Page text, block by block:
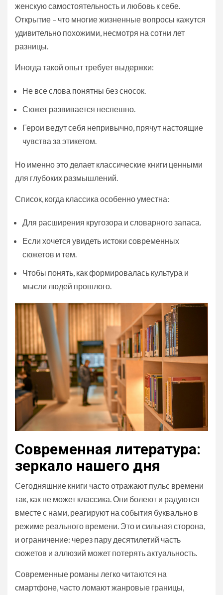
женскую самостоятельность и любовь к себе.
Открытие – что многие жизненные вопросы кажутся
удивительно похожими, несмотря на сотни лет
разницы.
Иногда такой опыт требует выдержки:
Не все слова понятны без сносок.
Сюжет развивается неспешно.
Герои ведут себя непривычно, прячут настоящие
чувства за этикетом.
Но именно это делает классические книги ценными
для глубоких размышлений.
Список, когда классика особенно уместна:
Для расширения кругозора и словарного запаса.
Если хочется увидеть истоки современных
сюжетов и тем.
Чтобы понять, как формировалась культура и
мысли людей прошлого.
Современная литература:
зеркало нашего дня
Сегодняшние книги часто отражают пульс времени
так, как не может классика. Они болеют и радуются
вместе с нами, реагируют на события буквально в
режиме реального времени. Это и сильная сторона,
и ограничение: через пару десятилетий часть
сюжетов и аллюзий может потерять актуальность.
Современные романы легко читаются на
смартфоне, часто ломают жанровые границы,